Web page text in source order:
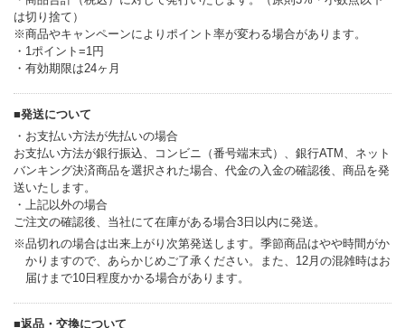
は切り捨て）
※商品やキャンペーンによりポイント率が変わる場合があります。
・1ポイント=1円
・有効期限は24ヶ月
■発送について
・お支払い方法が先払いの場合
お支払い方法が銀行振込、コンビニ（番号端末式）、銀行ATM、ネット
バンキング決済商品を選択された場合、代金の入金の確認後、商品を発
送いたします。
・上記以外の場合
ご注文の確認後、当社にて在庫がある場合3日以内に発送。
※品切れの場合は出来上がり次第発送します。季節商品はやや時間がか
かりますので、あらかじめご了承ください。また、12月の混雑時はお
届けまで10日程度かかる場合があります。
■返品・交換について